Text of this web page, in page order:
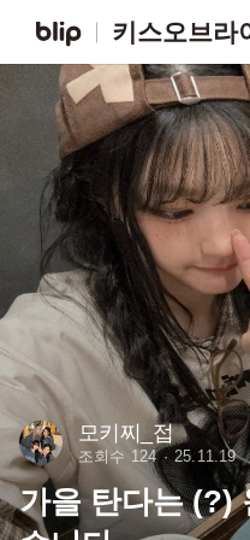
키스오브라
모키찌_접
조회수 124 25.11.19
가을 탄다는 (?)